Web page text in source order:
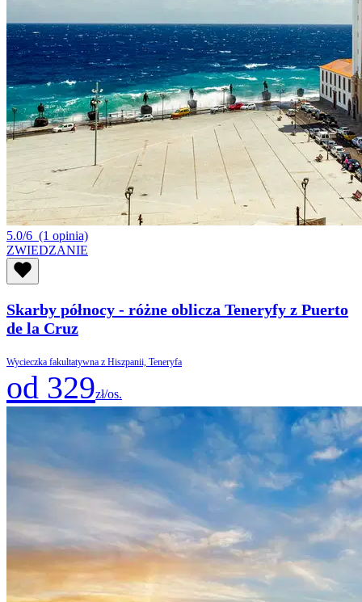
5.0/6 (1 opinia)
ZWIEDZANIE
Skarby północy - różne oblicza Teneryfy z Puerto
de la Cruz
Wycieczka fakultatywna z Hiszpanii, Teneryfa
od 329zł/os.